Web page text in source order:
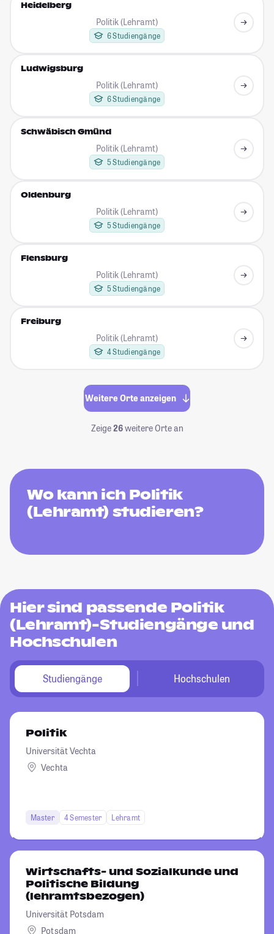
Heidelberg
Politik (Lehramt)
6 Studiengänge
Ludwigsburg
Politik (Lehramt)
6 Studiengänge
Schwäbisch Gmünd
Politik (Lehramt)
5 Studiengänge
Oldenburg
Politik (Lehramt)
5 Studiengänge
Flensburg
Politik (Lehramt)
5 Studiengänge
Freiburg
Politik (Lehramt)
4 Studiengänge
Weitere Orte anzeigen
Zeige26weitere Orte an
Wo kann ich Politik
(Lehramt) studieren?
Hier sind passende Politik
(Lehramt)-Studiengänge und
Hochschulen
Studiengänge Hochschulen
Politik
Universität Vechta
Vechta
Master 4 Semester Lehramt
Wirtschafts- und Sozialkunde und
Politische Bildung
(lehramtsbezogen)
Universität Potsdam
Potsdam